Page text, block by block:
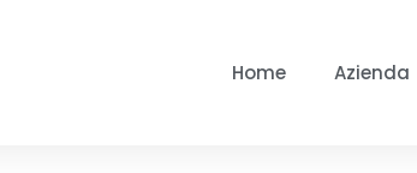
Home Azienda